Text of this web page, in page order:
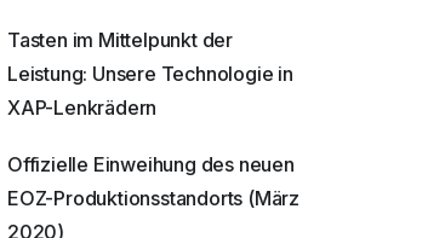
Tasten im Mittelpunkt der
Leistung: Unsere Technologie in
XAP-Lenkrädern
Offizielle Einweihung des neuen
EOZ-Produktionsstandorts (März
2020)